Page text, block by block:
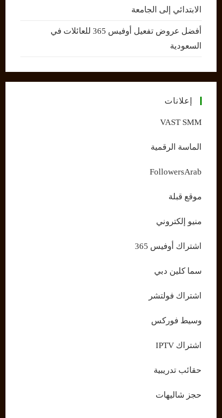
الابتدائي إلى الجامعة
أفضل عروض تفعيل أوفيس 365 للعائلات في
السعودية
إعلانات
VAST SMM
الماسة الرقمية
FollowersArab
موقع قبلة
منيو إلكتروني
اشتراك أوفيس 365
سما كلين دبي
اشتراك فولتشر
وسيط فوركس
اشتراك IPTV
حقائب تدريبية
حجز شاليهات